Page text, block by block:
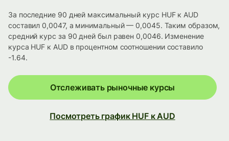
За последние 90 дней максимальный курс HUF к AUD
составил 0,0047, а минимальный — 0,0045. Таким образом,
средний курс за 90 дней был равен 0,0046. Изменение
курса HUF к AUD в процентном соотношении составило
-1.64.
Отслеживать рыночные курсы
Посмотреть график HUF к AUD